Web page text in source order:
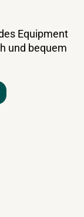
Equipment
und bequem